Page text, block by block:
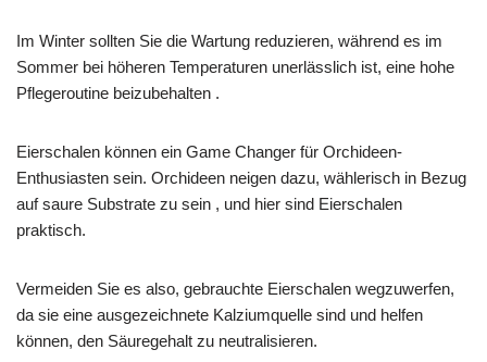
Im Winter sollten Sie die Wartung reduzieren, während es im
Sommer bei höheren Temperaturen unerlässlich ist, eine hohe
Pflegeroutine beizubehalten .
Eierschalen können ein Game Changer für Orchideen-
Enthusiasten sein. Orchideen neigen dazu, wählerisch in Bezug
auf saure Substrate zu sein , und hier sind Eierschalen
praktisch.
Vermeiden Sie es also, gebrauchte Eierschalen wegzuwerfen,
da sie eine ausgezeichnete Kalziumquelle sind und helfen
können, den Säuregehalt zu neutralisieren.